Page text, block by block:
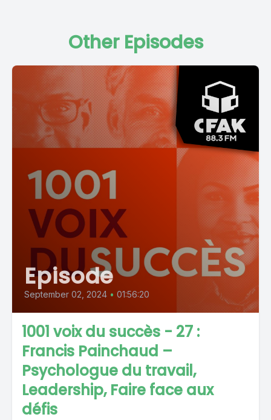
Other Episodes
Episode
September 02, 2024 • 01:56:20
1001 voix du succès - 27 :
Francis Painchaud –
Psychologue du travail,
Leadership, Faire face aux
défis